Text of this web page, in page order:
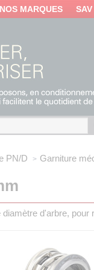
NOS MARQUES SAV
PN/D Garniture
d'arbre, pour